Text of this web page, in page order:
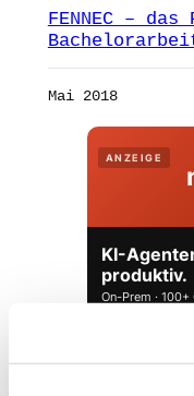
FENNEC –
Mai 2018
ANZEIGE
KI-
produktiv.
On-Prem ·